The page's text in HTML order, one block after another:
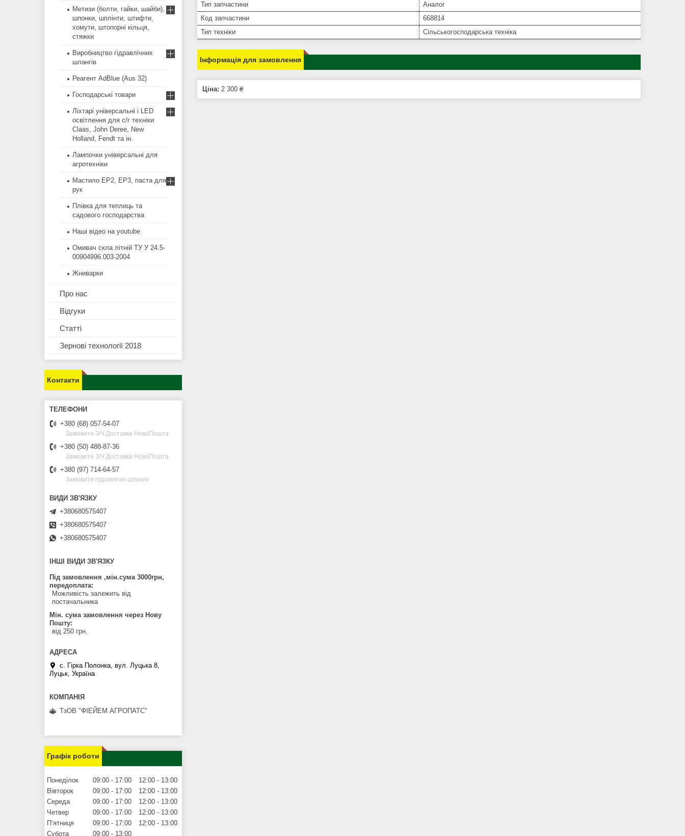
Тип запчастини
Аналог
Код запчастини
668814
Тип техніки
Сільськогосподарська техніка
Інформація для замовлення
Ціна: 2 300 ₴
Метизи (болти, гайки, шайби),
шпонки, шплінти, штифти,
хомути, штопорні кільця,
стяжки
Виробництво гідравлічних
шлангів
Реагент AdBlue (Aus 32)
Господарські товари
Ліхтарі універсальні і LED
освітлення для с/г техніки
Claas, John Deree, New
Holland, Fendt та ін.
Лампочки універсальні для
агротехніки
Мастило EP2, EP3, паста для
рук
Плівка для теплиць та
садового господарства
Наші відео на youtube
Омивач скла літній ТУ У 24.5-
00904996.003-2004
Жниварки
Про нас
Відгуки
Статті
Зернові технології 2018
Контакти
+380 (68) 057-54-07
Замовити З/Ч.Доставка НоваПошта
+380 (50) 488-87-36
Замовити З/Ч.Доставка НоваПошта
+380 (97) 714-64-57
Замовити гідравлічні шланги
+380680575407
+380680575407
+380680575407
ІНШІ ВИДИ ЗВ'ЯЗКУ
Під замовлення ,мін.сума 3000грн,
передоплата
Можливість залежить від
постачальника
Мін. сума замовлення через Нову
Пошту
від 250 грн.
с. Гірка Полонка, вул. Луцька 8,
Луцьк, Україна
ТзОВ "ФІЕЙЕМ АГРОПАТС"
Графік роботи
Понеділок 09:00 17:00 12:00
13:00
Вівторок
09:00 17:00 12:00
13:00
Середа
09:00 17:00 12:00
13:00
Четвер
09:00 17:00 12:00
13:00
Пʼятниця
09:00 17:00 12:00
13:00
Субота
09:00 13:00